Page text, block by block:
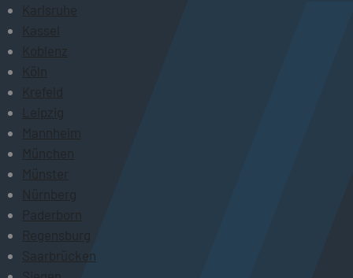
Karlsruhe
Kassel
Koblenz
Köln
Krefeld
Leipzig
Mannheim
München
Münster
Nürnberg
Paderborn
Regensburg
Saarbrücken